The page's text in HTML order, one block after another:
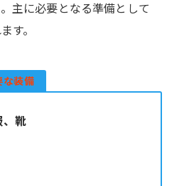
主に必要となる準備として
す。
な装備
、靴